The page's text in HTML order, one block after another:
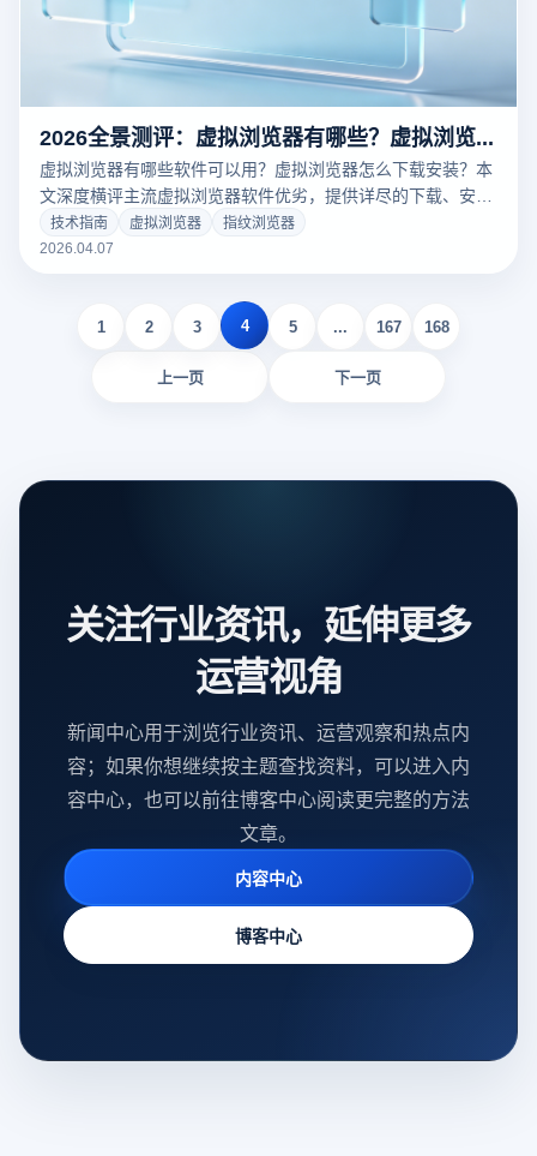
2026全景测评：虚拟浏览器有哪些？虚拟浏览器怎么下载安装与防关联指南
虚拟浏览器有哪些软件可以用？虚拟浏览器怎么下载安装？本
文深度横评主流虚拟浏览器软件优劣，提供详尽的下载、安装
与指纹防关联配置指南。结合云登指纹浏览器核心技术，助您
轻松搭建100%纯净的物理级隔离环境，彻底破局多账号运营
技术指南 虚拟浏览器
指纹浏览器
2026.04.07
上一页
1 2 3 4 5 ... 167 168
下一页
关注行业资讯，延伸更多
运营视角
新闻中心用于浏览行业资讯、运营观察和热点内
容；如果你想继续按主题查找资料，可以进入内
容中心，也可以前往博客中心阅读更完整的方法
文章。
内容中心
博客中心